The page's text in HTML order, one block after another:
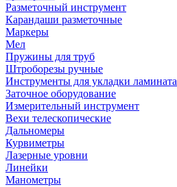
Разметочный инструмент
Карандаши разметочные
Маркеры
Мел
Пружины для труб
Штроборезы ручные
Инструменты для укладки ламината
Заточное оборудование
Измерительный инструмент
Вехи телескопические
Дальномеры
Курвиметры
Лазерные уровни
Линейки
Манометры